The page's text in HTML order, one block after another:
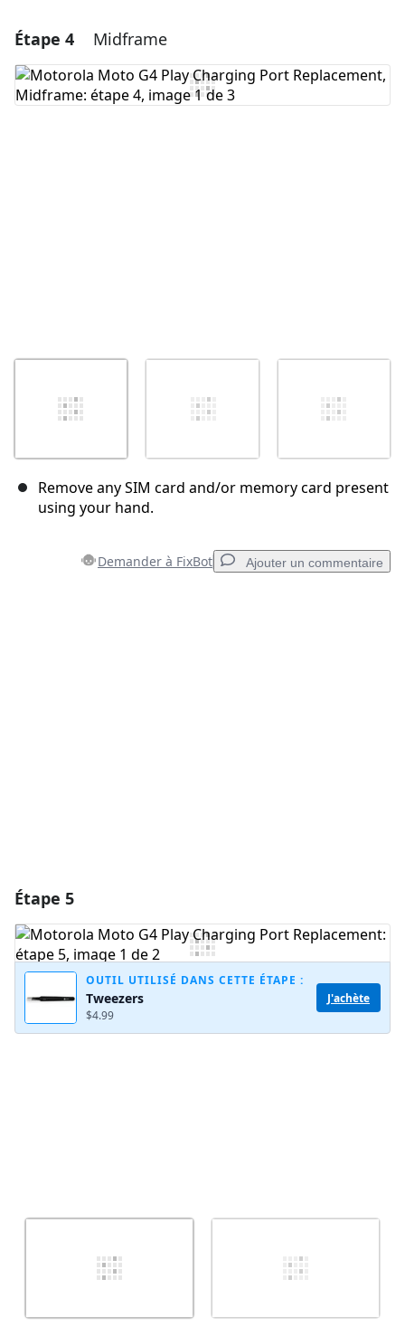
Ajouter un commentaire
Ajouter un commentaire
Étape 4 Midframe
Remove any SIM card and/or memory card present
using your hand.
Demander à FixBot Ajouter un commentaire
Étape 5
OUTIL UTILISÉ DANS CETTE ÉTAPE :
Tweezers
$4.99
J'achète